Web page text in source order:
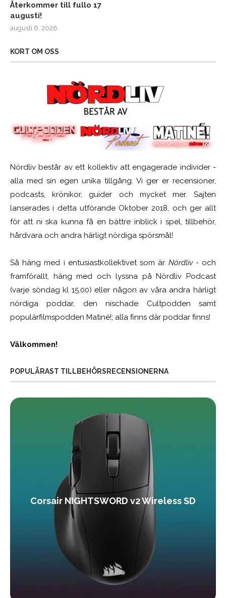
Återkommer till fullo 17
augusti!
augusti 6, 2026
KORT OM OSS
Nördliv består av ett kollektiv att engagerade individer -
alla med sin egen unika tillgång. Vi ger er recensioner,
podcasts, krönikor, guider och mycket mer. Sajten
lanserades i detta utförande Oktober 2018, och ger allt
för att ni ska kunna få en bättre inblick i spel, tillbehör,
hårdvara och andra härligt nördiga spörsmål!
Så häng med i entusiastkollektivet som är Nördliv- och
framförallt, häng med och lyssna på Nördliv Podcast
(varje söndag kl 15.00) eller någon av våra andra härligt
nördiga poddar, den nischade Cultpodden samt
populärfilmspodden Matiné!; alla finns där poddar finns!
Välkommen!
POPULÄRAST TILLBEHÖRSRECENSIONERNA
Corsair NIGHTSWORD v2 Wireless SD